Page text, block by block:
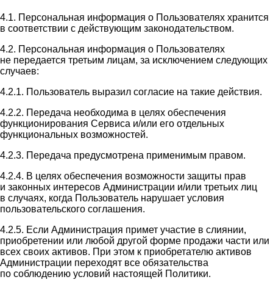
4.1. Персональная информация о Пользователях хранится
в соответствии с действующим законодательством.
4.2. Персональная информация о Пользователях
не передается третьим лицам, за исключением следующих
случаев:
4.2.1. Пользователь выразил согласие на такие действия.
4.2.2. Передача необходима в целях обеспечения
функционирования Сервиса и/или его отдельных
функциональных возможностей.
4.2.3. Передача предусмотрена применимым правом.
4.2.4. В целях обеспечения возможности защиты прав
и законных интересов Администрации и/или третьих лиц
в случаях, когда Пользователь нарушает условия
пользовательского соглашения.
4.2.5. Если Администрация примет участие в слиянии,
приобретении или любой другой форме продажи части или
всех своих активов. При этом к приобретателю активов
Администрации переходят все обязательства
по соблюдению условий настоящей Политики.